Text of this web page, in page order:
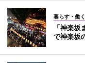
暮らす・働く
「神楽
で神楽坂